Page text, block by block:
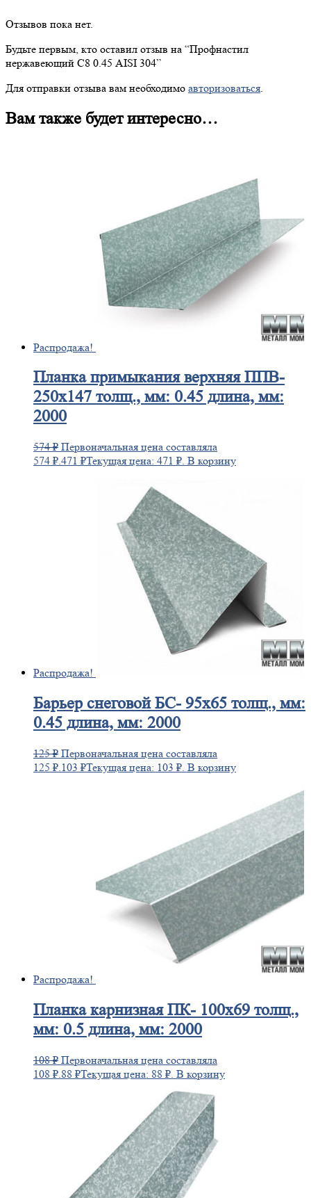
Отзывов пока нет.
Будьте первым, кто оставил отзыв на “Профнастил
нержавеющий С8 0.45 AISI 304”
Для отправки отзыва вам необходимо авторизоваться
Вам также будет интересно…
Распродажа!
Планкапримыкания верхняя ППВ-
250х147 толщ., мм: 0.45 длина, мм:
2000
574₽ Первоначальная цена составляла
574 ₽.471 ₽Текущая цена: 471 ₽. В корзину
Распродажа!
Барьерснеговой БС- 95х65 толщ., мм:
0.45 длина, мм: 2000
125₽ Первоначальная цена составляла
125 ₽.103 ₽Текущая цена: 103 ₽. В корзину
Распродажа!
Планкакарнизная ПК- 100х69 толщ.,
мм: 0.5 длина, мм: 2000
108₽ Первоначальная цена составляла
108 ₽.88 ₽Текущая цена: 88 ₽. В корзину